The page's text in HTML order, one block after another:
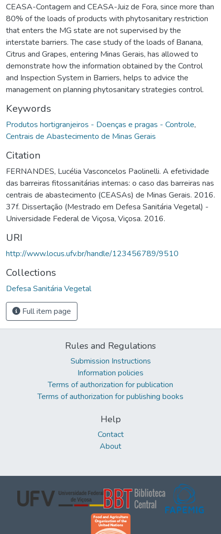
CEASA-Contagem and CEASA-Juiz de Fora, since more than
80% of the loads of products with phytosanitary restriction
that enters the MG state are not supervised by the
interstate barriers. The case study of the loads of Banana,
Citrus and Grapes, entering Minas Gerais, has allowed to
demonstrate how the information obtained by the Control
and Inspection System in Barriers, helps to advice the
management on planning phytosanitary strategies control.
Keywords
Produtos hortigranjeiros - Doenças e pragas - Controle,
Centrais de Abastecimento de Minas Gerais
Citation
FERNANDES, Lucélia Vasconcelos Paolinelli. A efetividade
das barreiras fitossanitárias internas: o caso das barreiras nas
centrais de abastecimento (CEASAs) de Minas Gerais. 2016.
37f. Dissertação (Mestrado em Defesa Sanitária Vegetal) -
Universidade Federal de Viçosa, Viçosa. 2016.
URI
http://www.locus.ufv.br/handle/123456789/9510
Collections
Defesa Sanitária Vegetal
Full item page
Rules and Regulations
Submission Instructions
Information policies
Terms of authorization for publication
Terms of authorization for publishing books
Help
Contact
About